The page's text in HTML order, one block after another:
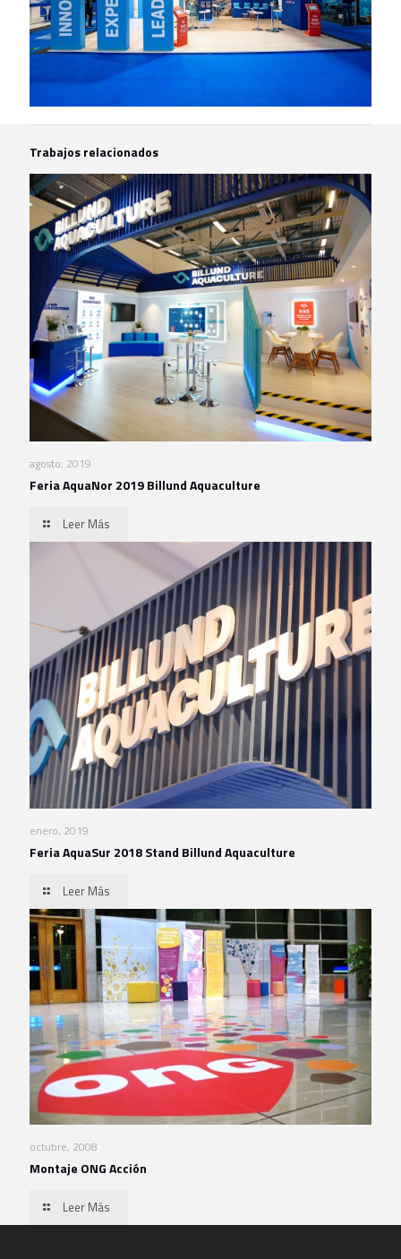
Trabajos relacionados
agosto, 2019
Feria AquaNor 2019 Billund Aquaculture
Leer Más
enero, 2019
Feria AquaSur 2018 Stand Billund Aquaculture
Leer Más
octubre, 2008
Montaje ONG Acción
Leer Más